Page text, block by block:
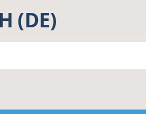
(DE)